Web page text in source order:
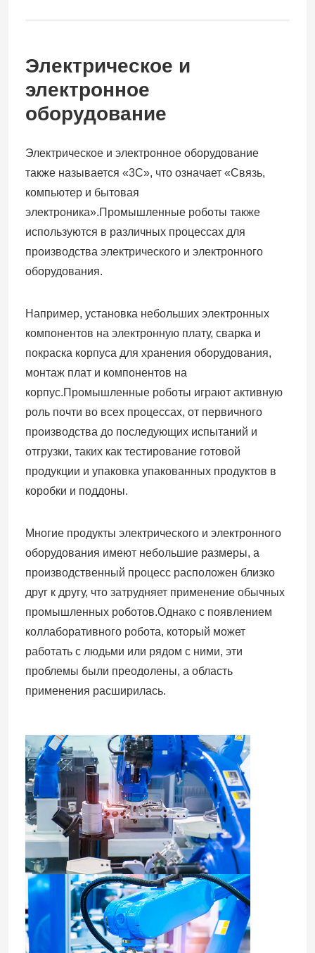
Дом
Продукты
Видео
О нас
Путешествие фабрики
Проверка качества
Свяжитесь мы
Новости
Спросите цитату
Рука робота Yaskawa
Робототехнические рабочие места
Аксессуары робота
Защитный чехол робота
Части робота
Позиционер робота
Электрическое и
электронное
оборудование
Электрическое и электронное оборудование
также называется «3C», что означает «Связь,
компьютер и бытовая
электроника».Промышленные роботы также
используются в различных процессах для
производства электрического и электронного
оборудования.
Например, установка небольших электронных
компонентов на электронную плату, сварка и
покраска корпуса для хранения оборудования,
монтаж плат и компонентов на
корпус.Промышленные роботы играют активную
роль почти во всех процессах, от первичного
производства до последующих испытаний и
отгрузки, таких как тестирование готовой
продукции и упаковка упакованных продуктов в
коробки и поддоны.
Многие продукты электрического и электронного
оборудования имеют небольшие размеры, а
производственный процесс расположен близко
друг к другу, что затрудняет применение обычных
промышленных роботов.Однако с появлением
коллаборативного робота, который может
работать с людьми или рядом с ними, эти
проблемы были преодолены, а область
применения расширилась.